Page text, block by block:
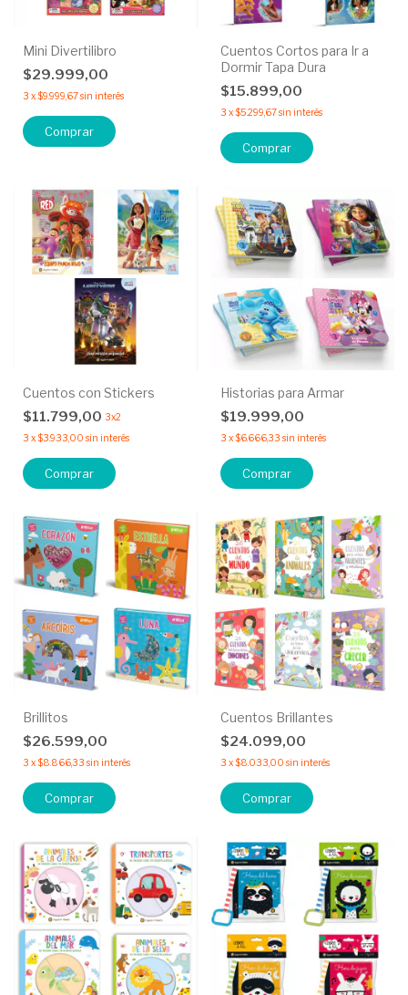
Mini Divertilibro
$29.999,00
3 x$9.999,67sin interés
Comprar
Cuentos Cortos para Ir a
Dormir Tapa Dura
$15.899,00
3 x$5.299,67sin interés
Comprar
Cuentos con Stickers
$11.799,00 3x2
3 x$3.933,00 sin interés
Comprar
Historias para Armar
$19.999,00
3 x$6.666,33 sin interés
Comprar
Brillitos
$26.599,00
3 x$8.866,33 sin interés
Comprar
Cuentos Brillantes
$24.099,00
3 x$8.033,00 sin interés
Comprar